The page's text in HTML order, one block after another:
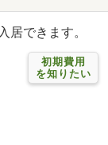
できます。
初期費用
を知りたい